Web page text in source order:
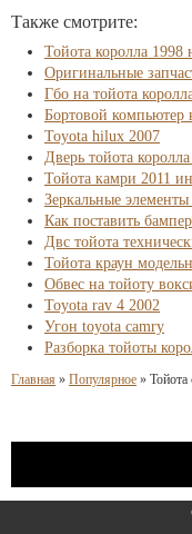
Также смотрите:
Тойота королла 1998
Оригинальные
Гбо на тойота
Бортовой компьютер
Toyota hilux 2007
Дверь тойота
Тойота камри 2011
Зеркальные
Как поставить
Двс тойота
Тойота краун
Обвес на тойоту
Toyota rav 4 2002
Угон toyota camry
Разборка тойоты
Главная » Популярное » Тойота